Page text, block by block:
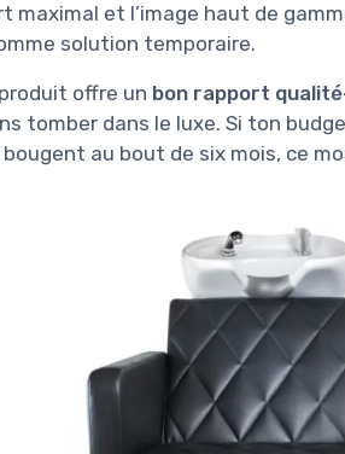
maximal et l’image haut de
solution temporaire.
offre un bon rapport
tomber dans le luxe. Si ton
au bout de six mois, ce